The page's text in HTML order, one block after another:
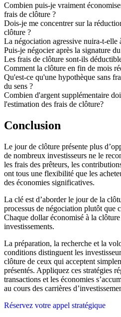
Combien puis-je vraiment
frais de clôture ?
Dois-je me concentrer sur la
clôture ?
La négociation agressive nuira-t-elle
Puis-je négocier après la signature
Les frais de clôture sont-ils
Comment la clôture en fin de mois
Qu'est-ce qu'une hypothèque sans
du sens ?
Combien d'argent supplémentaire
l'estimation des frais de clôture?
Conclusion
Le jour de clôture présente plus
de nombreux investisseurs ne le
les frais des prêteurs, les
ont tous une flexibilité que les
des économies significatives.
La clé est d’aborder le jour de la
processus de négociation plutôt que
Chaque dollar économisé à la
investissements.
La préparation, la recherche et la
conditions distinguent les
clôture de ceux qui acceptent
présentés. Appliquez ces stratégies
transactions et les économies
au cours des carrières
Réservez votre appel stratégique